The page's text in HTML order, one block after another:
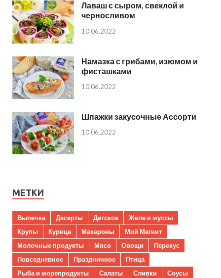
Лаваш с сыром, свеклой и
черносливом
10.06.2022
Намазка с грибами, изюмом и
фисташками
10.06.2022
Шпажки закусочные Ассорти
10.06.2022
МЕТКИ
Выпечка Десерты Детское
Желе и муссы
Крупы
Курица Макароны
Мой Магнит
Молочные продукты
Мясо Овощи
Перекус
Повседневное
Праздничное
Птица
Рыба и морепродукты
Салаты Сливки
Соусы